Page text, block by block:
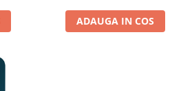
ADAUGA IN COS